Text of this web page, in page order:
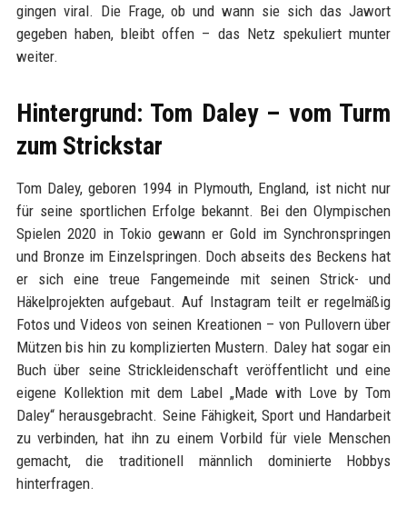
gingen viral. Die Frage, ob und wann sie sich das Jawort
gegeben haben, bleibt offen – das Netz spekuliert munter
weiter.
Hintergrund: Tom Daley – vom Turm
zum Strickstar
Tom Daley, geboren 1994 in Plymouth, England, ist nicht nur
für seine sportlichen Erfolge bekannt. Bei den Olympischen
Spielen 2020 in Tokio gewann er Gold im Synchronspringen
und Bronze im Einzelspringen. Doch abseits des Beckens hat
er sich eine treue Fangemeinde mit seinen Strick- und
Häkelprojekten aufgebaut. Auf Instagram teilt er regelmäßig
Fotos und Videos von seinen Kreationen – von Pullovern über
Mützen bis hin zu komplizierten Mustern. Daley hat sogar ein
Buch über seine Strickleidenschaft veröffentlicht und eine
eigene Kollektion mit dem Label „Made with Love by Tom
Daley“ herausgebracht. Seine Fähigkeit, Sport und Handarbeit
zu verbinden, hat ihn zu einem Vorbild für viele Menschen
gemacht, die traditionell männlich dominierte Hobbys
hinterfragen.